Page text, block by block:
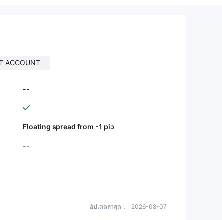
ACCOUNT
--
Floating spread from -1 pip
--
--
อัปเดตล่าสุด： 2026-08-07